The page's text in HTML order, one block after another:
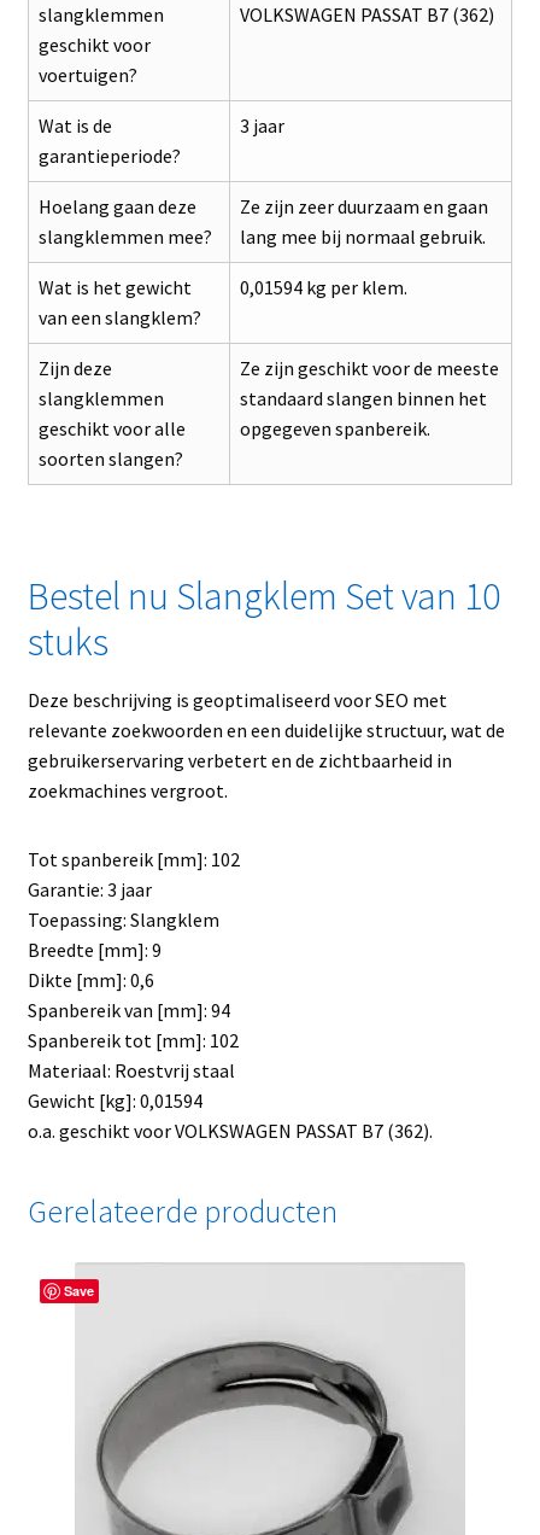
slangklemmen
geschikt voor
voertuigen?
VOLKSWAGEN PASSAT B7 (362)
Wat is de
garantieperiode?
3 jaar
Hoelang gaan deze
slangklemmen mee?
Ze zijn zeer duurzaam en gaan
lang mee bij normaal gebruik.
Wat is het gewicht
van een slangklem?
0,01594 kg per klem.
Zijn deze
slangklemmen
geschikt voor alle
soorten slangen?
Ze zijn geschikt voor de meeste
standaard slangen binnen het
opgegeven spanbereik.
Bestel nu Slangklem Set van 10
stuks
Deze beschrijving is geoptimaliseerd voor SEO met
relevante zoekwoorden en een duidelijke structuur, wat de
gebruikerservaring verbetert en de zichtbaarheid in
zoekmachines vergroot.
Tot spanbereik [mm]: 102
Garantie: 3 jaar
Toepassing: Slangklem
Breedte [mm]: 9
Dikte [mm]: 0,6
Spanbereik van [mm]: 94
Spanbereik tot [mm]: 102
Materiaal: Roestvrij staal
Gewicht [kg]: 0,01594
o.a. geschikt voor VOLKSWAGEN PASSAT B7 (362).
Gerelateerde producten
Save